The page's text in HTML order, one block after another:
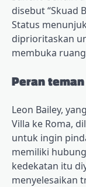
disebut “Skuad
Status
diprioritaskan
membuka
Peran
Leon Bailey,
Villa ke Roma,
untuk ingin
memiliki
kedekatan itu
menyelesaikan